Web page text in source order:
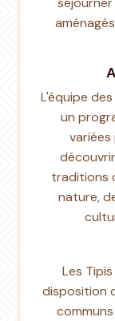
L'équipe
un
traditions
nature,
Les
disposition